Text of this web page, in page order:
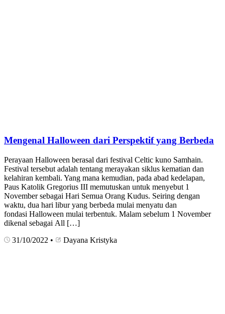
Mengenal Halloween dari Perspektif yang Berbeda
Perayaan Halloween berasal dari festival Celtic kuno Samhain.
Festival tersebut adalah tentang merayakan siklus kematian dan
kelahiran kembali. Yang mana kemudian, pada abad kedelapan,
Paus Katolik Gregorius III memutuskan untuk menyebut 1
November sebagai Hari Semua Orang Kudus. Seiring dengan
waktu, dua hari libur yang berbeda mulai menyatu dan
fondasi Halloween mulai terbentuk. Malam sebelum 1 November
dikenal sebagai All […]
31/10/2022 • Dayana Kristyka